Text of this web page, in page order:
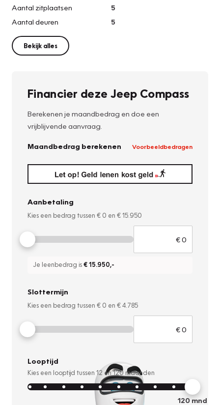
Aantal zitplaatsen
5
Aantal deuren
5
Bekijk alles
Financier deze Jeep Compass
Berekenen je maandbedrag en doe een
vrijblijvende aanvraag.
Maandbedrag berekenen Voorbeeldbedragen
Aanbetaling
Kies een bedrag tussen € 0 en € 15.950
Je leenbedrag is€ 15.950,-
Slottermijn
Kies een bedrag tussen € 0 en € 4.785
Looptijd
Kies een looptijd tussen 12 en120 maanden
120mnd